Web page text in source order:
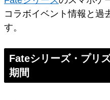
コラボイベント情報と過
す。
Fateシリーズ・プリ
期間